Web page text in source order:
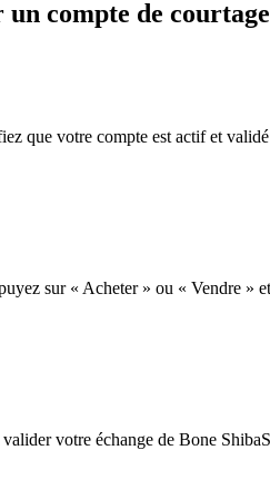
compte de
que votre compte est actif et
sur « Acheter » ou « Vendre
votre échange de Bone